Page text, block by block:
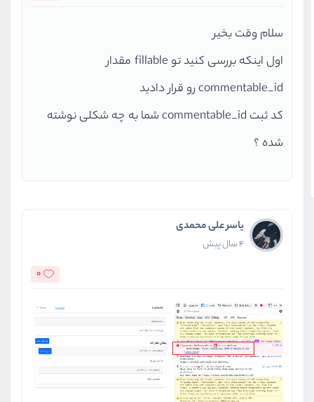
سلام وقت بخیر
اول اینکه بررسی کنید تو fillable مقدار
commentable_id رو قرار دادید
کد ثبت commentable_id شما به چه شکلی نوشته
شده ؟
یاسر علی محمدی
4 سال پیش
0